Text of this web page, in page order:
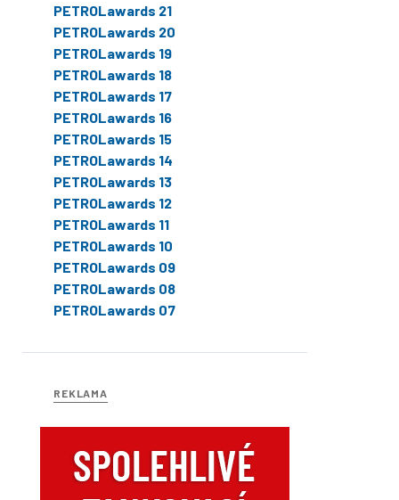
PETROLawards 21
PETROLawards 20
PETROLawards 19
PETROLawards 18
PETROLawards 17
PETROLawards 16
PETROLawards 15
PETROLawards 14
PETROLawards 13
PETROLawards 12
PETROLawards 11
PETROLawards 10
PETROLawards 09
PETROLawards 08
PETROLawards 07
REKLAMA